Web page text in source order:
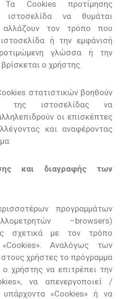
Τα Cookies προτίμησης
ιστοσελίδα να θυμάται
αλλάζουν τον τρόπο που
ή την εμφάνισή
γλώσσα ή την
ο χρήστης.
στατιστικών βοηθούν
της ιστοσελίδας να
οι επισκέπτες
και αναφέροντας
και διαγραφής των
προγραμμάτων
–browsers)
σχετικά με τον τρόπο
Αναλόγως των
χρήστες το πρόγραμμα
ο χρήστης να επιτρέπει την
να απενεργοποιεί /
«Cookies» ή να